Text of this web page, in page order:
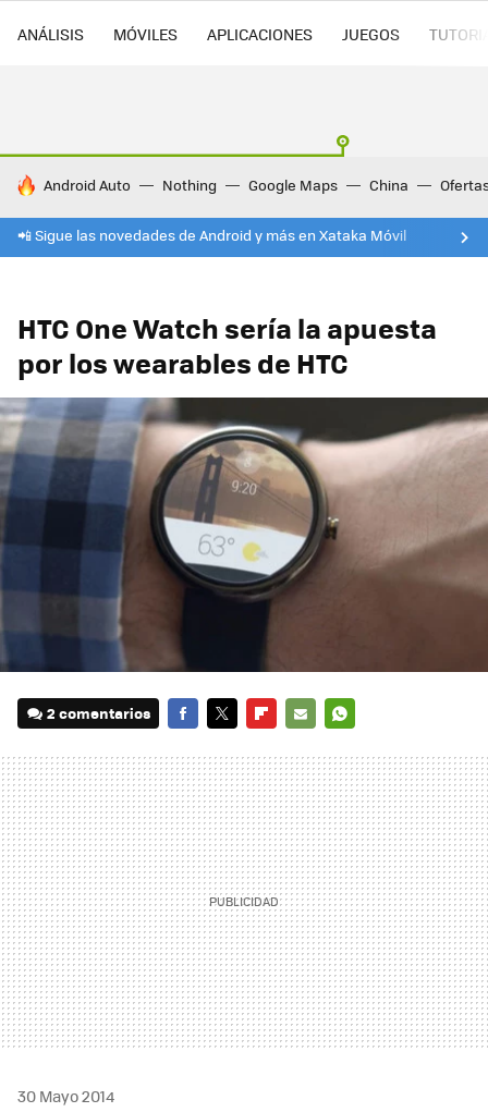
ANÁLISIS MÓVILES APLICACIONES JUEGOS
HOY SE HABLA DE
Android Auto Nothing Google Maps China
📲 Sigue las novedades de Android y más en Xataka Móvil
HTC One Watch sería la apuesta
por los wearables de HTC
2 comentarios
MAIL
30 Mayo 2014